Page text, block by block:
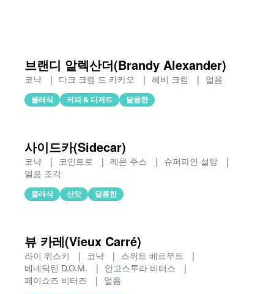
브랜디 알렉산더(Brandy Alexander)
코냑 | 다크 크렘 드 카카오 | 헤비 크림 | 얼음
클래식 커피 & 디저트 달콤한
사이드카(Sidecar)
코냑 | 코인트로 | 레몬 주스 | 슈퍼파인 설탕
|
얼음 조각
클래식 신맛 달콤한
뷰 카레(Vieux Carré)
라이 위스키 | 코냑 | 스위트 베르무트
|
베네딕틴 D.O.M.
| 안고스투라 비터스
|
페이쇼즈 비터즈
| 얼음